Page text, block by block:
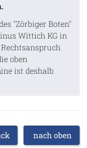
"Zörbiger Boten"
Wittich KG in
oben
ist deshalb
nach oben